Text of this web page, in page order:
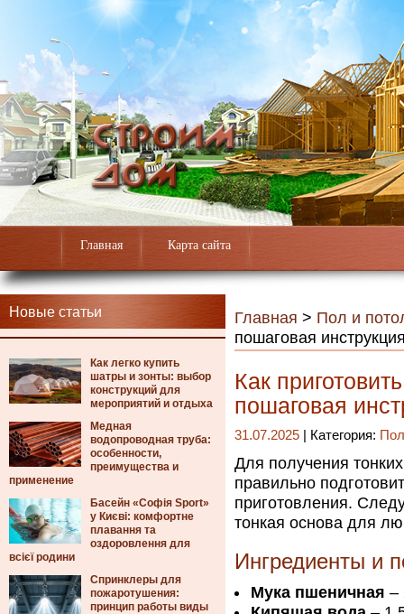
Главная Карта сайта
Новые статьи
Как легко купить
шатры и зонты: выбор
конструкций для
мероприятий и отдыха
Медная
водопроводная труба:
особенности,
преимущества и
применение
Басейн «Софія Sport»
у Києві: комфортне
плавання та
оздоровлення для
всієї родини
Спринклеры для
пожаротушения:
принцип работы виды
Главная > Пол и
пошаговая
Как
пошаговая
31.07.2025 | Категория:
Для получения
правильно
приготовления.
тонкая основа для
Ингредиенты и
Мука пшеничная –